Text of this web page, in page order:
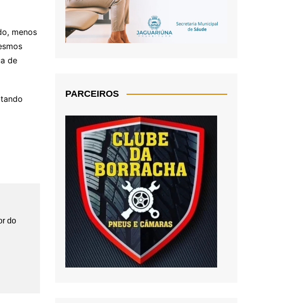
menos
de
do
PARCEIROS